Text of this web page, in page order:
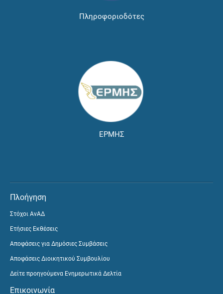
Πληροφοριοδότες
ΕΡΜΗΣ
Πλοήγηση
Στόχοι ΑνΑΔ
Ετήσιες Εκθέσεις
Αποφάσεις για Δημόσιες Συμβάσεις
Αποφάσεις Διοικητικού Συμβουλίου
Δείτε προηγούμενα Ενημερωτικά Δελτία
Επικοινωνία